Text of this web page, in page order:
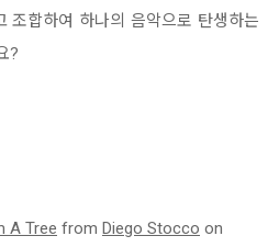
조합하여 하나의 음악으로 탄생하는
?
A Tree from Diego Stocco on